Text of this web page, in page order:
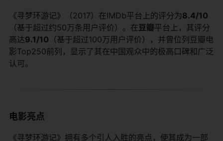
《寻梦环游记》（2017）在IMDb平台上的评分为​​8.4/10​
（基于超过约50万条用户评价）。在​​豆瓣​​平台上，其评分
高达​​9.1/10​ ​（基于超过100万用户评价），并曾位列豆瓣电
影Top250前列，显示了其在中国观众中的极高口碑和广泛
认可。
电影亮点
《寻梦环游记》拥有多个引人入胜的亮点，使其成为一部